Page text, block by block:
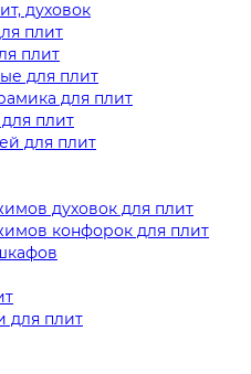
духовок
плит
плит
для плит
для плит
плит
для плит
духовок для плит
конфорок для плит
для плит